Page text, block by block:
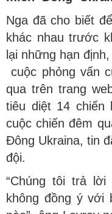
Nga đã cho biết
khác nhau trước
lại những hạn
cuộc phỏng vấn
qua trên trang
tiêu diệt 14 chiến
cuộc chiến đêm
Đông Ukraina, tin
đội.
“Chúng tôi trả
không đồng ý với